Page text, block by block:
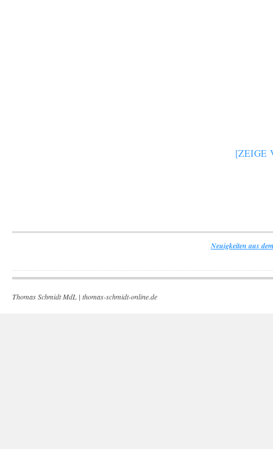
[ZEIGE
Neuigkeiten aus
Thomas Schmidt MdL | thomas-schmidt-online.de